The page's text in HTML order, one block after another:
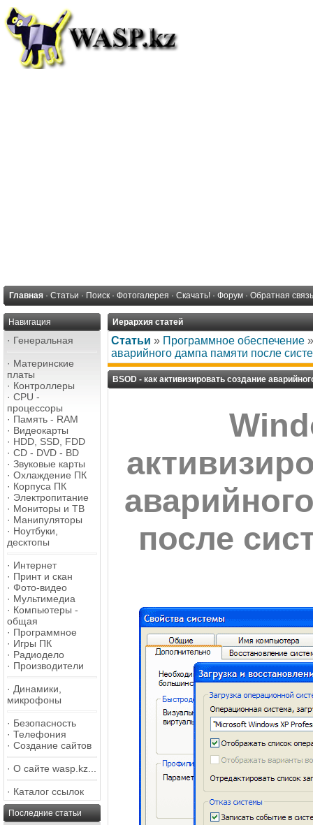
Главная · Статьи · Поиск · Фотогалерея · Скачать! · Форум · Обратная связь
Навигация
· Генеральная
· Материнские
платы
· Контроллеры
· CPU -
процессоры
· Память - RAM
· Видеокарты
· HDD, SSD, FDD
· CD - DVD - BD
· Звуковые карты
· Охлаждение ПК
· Корпуса ПК
· Электропитание
· Мониторы и ТВ
· Манипуляторы
· Ноутбуки,
десктопы
· Интернет
· Принт и скан
· Фото-видео
· Мультимедиа
· Компьютеры -
общая
· Программное
· Игры ПК
· Радиодело
· Производители
· Динамики,
микрофоны
· Безопасность
· Телефония
· Создание сайтов
· О сайте wasp.kz...
· Каталог ссылок
Последние статьи
Иерархия статей
Статьи » Программное обеспечение
аварийного дампа памяти после
BSOD - как активизировать создание
после